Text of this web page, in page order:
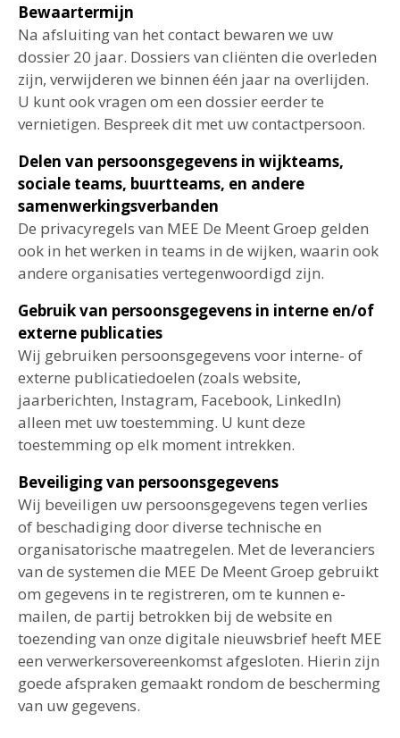
Bewaartermijn
Na afsluiting van het contact bewaren we uw
dossier 20 jaar. Dossiers van cliënten die overleden
zijn, verwijderen we binnen één jaar na overlijden.
U kunt ook vragen om een dossier eerder te
vernietigen. Bespreek dit met uw contactpersoon.
Delen van persoonsgegevens in wijkteams,
sociale teams, buurtteams, en andere
samenwerkingsverbanden
De privacyregels van MEE De Meent Groep gelden
ook in het werken in teams in de wijken, waarin ook
andere organisaties vertegenwoordigd zijn.
Gebruik van persoonsgegevens in interne en/of
externe publicaties
Wij gebruiken persoonsgegevens voor interne- of
externe publicatiedoelen (zoals website,
jaarberichten, Instagram, Facebook, LinkedIn)
alleen met uw toestemming. U kunt deze
toestemming op elk moment intrekken.
Beveiliging van persoonsgegevens
Wij beveiligen uw persoonsgegevens tegen verlies
of beschadiging door diverse technische en
organisatorische maatregelen. Met de leveranciers
van de systemen die MEE De Meent Groep gebruikt
om gegevens in te registreren, om te kunnen e-
mailen, de partij betrokken bij de website en
toezending van onze digitale nieuwsbrief heeft MEE
een verwerkersovereenkomst afgesloten. Hierin zijn
goede afspraken gemaakt rondom de bescherming
van uw gegevens.